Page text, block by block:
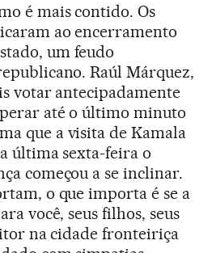
é mais contido. Os
ao encerramento
um feudo
Raúl Márquez,
votar antecipadamente
até o último minuto
que a visita de Kamala
última sexta-feira o
começou a se inclinar.
o que importa é se a
você, seus filhos, seus
na cidade fronteiriça